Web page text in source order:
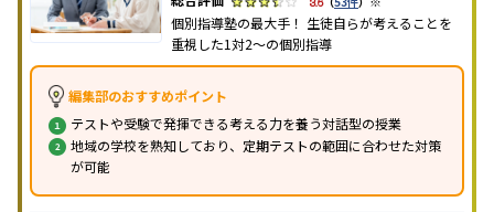
個別指導塾の最大手！ 生徒自らが考えることを
重視した1対2〜の個別指導
編集部のおすすめポイント
テストや受験で発揮できる考える力を養う対話型の授業
地域の学校を熟知しており、定期テストの範囲に合わせた対策
が可能